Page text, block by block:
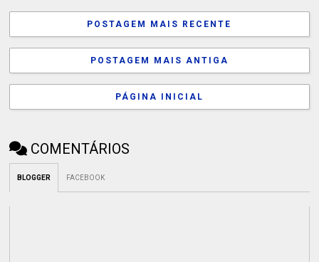
POSTAGEM MAIS RECENTE
POSTAGEM MAIS ANTIGA
PÁGINA INICIAL
COMENTÁRIOS
BLOGGER FACEBOOK